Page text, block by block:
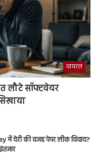
वायरल
लौटे सॉफ्टवेयर
में देरी की वजह पेपर लीक विवाद?